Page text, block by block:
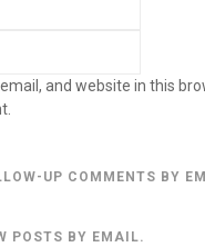
and website in this
UP COMMENTS BY
POSTS BY EMAIL.